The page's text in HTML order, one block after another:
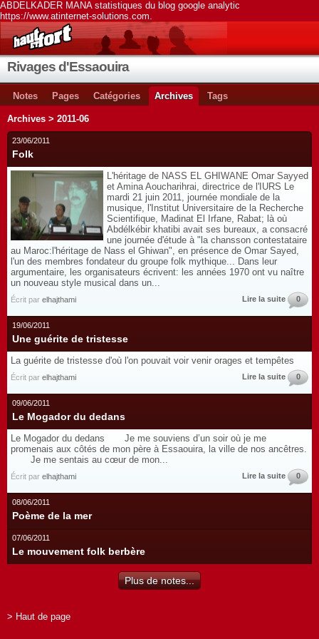
ABDELKADER MANA statistiques du blog google analytic
https://www.atinternet-solutions.com.
Rivages d'Essaouira
Notes Pages Catégories Archives Tags
Archives > 2011-06
23/06/2011
Folk
L'héritage de NASS EL GHIWANE Omar Sayyed
et Amina Aoucharihrai, directrice de l'IURS Le
mardi 21 juin 2011, journée mondiale de la
musique, l'Institut Universitaire de la Recherche
Scientifique, Madinat El Irfane, Rabat; là où
Abdélkébir khatibi avait ses bureaux, a consacré
une journée d'étude à "la chansson contestataire
au Maroc:l'héritage de Nass el Ghiwan", en présence de Omar Sayed,
l'un des membres fondateur du groupe folk mythique... Dans leur
argumentaire, les organisateurs écrivent: les années 1970 ont vu naître
un nouveau style musical dans un...
Écrit par elhajthami Lire la suite 0
19/06/2011
Une guérite de tristesse
La guérite de tristesse d'où l'on pouvait voir venir orages et tempêtes
Écrit par elhajthami Lire la suite 0
09/06/2011
Le Mogador du dedans
Le Mogador du dedans Je me souviens d’un soir où je me
promenais aux côtés de mon père à Essaouira, la ville de nos ancêtres.
Je me sentais au cœur de mon...
Écrit par elhajthami Lire la suite 0
08/06/2011
Poème de la mer
07/06/2011
Le mouvement folk berbère
Plus de notes...
> Haut de page